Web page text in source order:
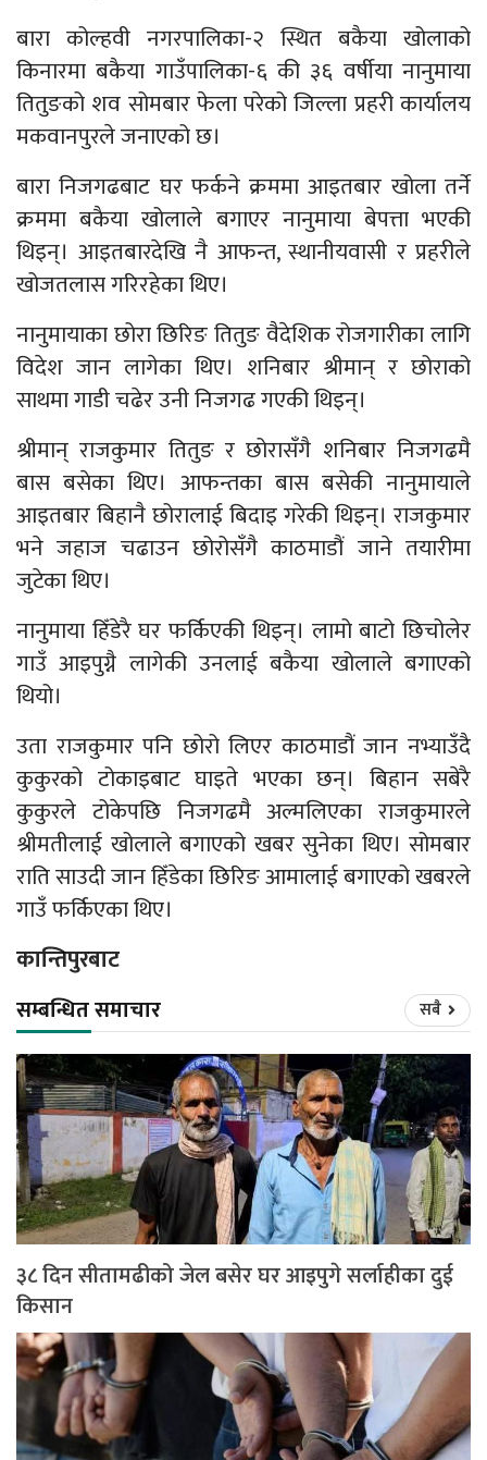
बारा कोल्हवी नगरपालिका-२ स्थित बकैया खोलाको
किनारमा बकैया गाउँपालिका-६ की ३६ वर्षीया नानुमाया
तितुङको शव सोमबार फेला परेको जिल्ला प्रहरी कार्यालय
मकवानपुरले जनाएको छ।
बारा निजगढबाट घर फर्कने क्रममा आइतबार खोला तर्ने
क्रममा बकैया खोलाले बगाएर नानुमाया बेपत्ता भएकी
थिइन्। आइतबारदेखि नै आफन्त, स्थानीयवासी र प्रहरीले
खोजतलास गरिरहेका थिए।
नानुमायाका छोरा छिरिङ तितुङ वैदेशिक रोजगारीका लागि
विदेश जान लागेका थिए। शनिबार श्रीमान् र छोराको
साथमा गाडी चढेर उनी निजगढ गएकी थिइन्।
श्रीमान् राजकुमार तितुङ र छोरासँगै शनिबार निजगढमै
बास बसेका थिए। आफन्तका बास बसेकी नानुमायाले
आइतबार बिहानै छोरालाई बिदाइ गरेकी थिइन्। राजकुमार
भने जहाज चढाउन छोरोसँगै काठमाडौं जाने तयारीमा
जुटेका थिए।
नानुमाया हिँडेरै घर फर्किएकी थिइन्। लामो बाटो छिचोलेर
गाउँ आइपुग्नै लागेकी उनलाई बकैया खोलाले बगाएको
थियो।
उता राजकुमार पनि छोरो लिएर काठमाडौं जान नभ्याउँदै
कुकुरको टोकाइबाट घाइते भएका छन्। बिहान सबेरै
कुकुरले टोकेपछि निजगढमै अल्मलिएका राजकुमारले
श्रीमतीलाई खोलाले बगाएको खबर सुनेका थिए। सोमबार
राति साउदी जान हिँडेका छिरिङ आमालाई बगाएको खबरले
गाउँ फर्किएका थिए।
कान्तिपुरबाट
सम्बन्धित समाचार सबै
३८ दिन सीतामढीको जेल बसेर घर आइपुगे सर्लाहीका दुई
किसान